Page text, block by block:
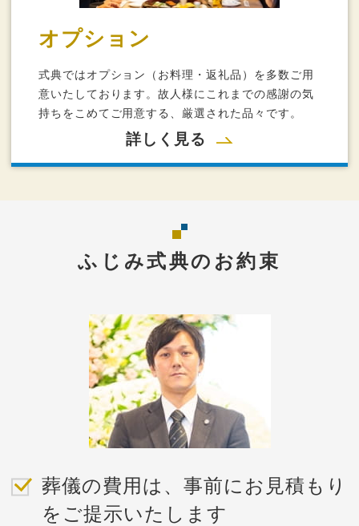
オプション
式典ではオプション（お料理・返礼品）を多数ご用
意いたしております。故人様にこれまでの感謝の気
持ちをこめてご用意する、厳選された品々です。
詳しく見る
ふじみ式典のお約束
葬儀の費用は、事前にお見積もり
をご提示いたします